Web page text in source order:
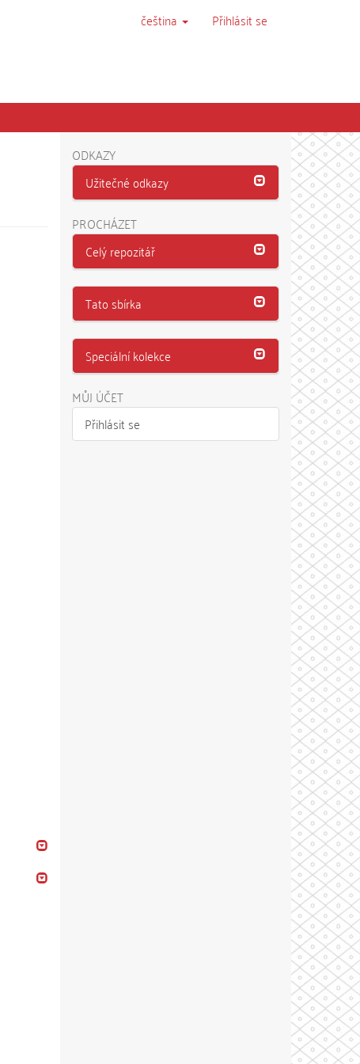
čeština Přihlásit se
ODKAZY
Užitečné odkazy
PROCHÁZET
Celý repozitář
Tato sbírka
Speciální kolekce
MŮJ ÚČET
Přihlásit se